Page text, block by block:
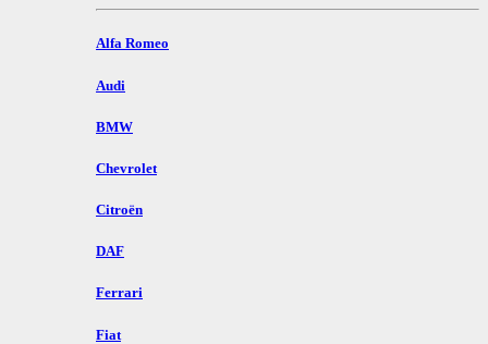
Alfa Romeo
Audi
BMW
Chevrolet
Citroën
DAF
Ferrari
Fiat